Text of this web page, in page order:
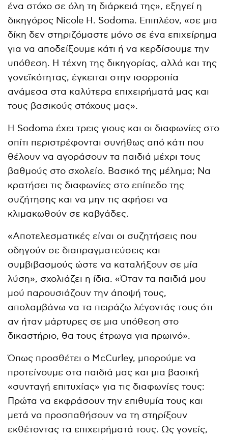
ένα στόχο σε όλη τη διάρκειά της», εξηγεί η
δικηγόρος Nicole H. Sodoma. Επιπλέον, «σε μια
δίκη δεν στηριζόμαστε μόνο σε ένα επιχείρημα
για να αποδείξουμε κάτι ή να κερδίσουμε την
υπόθεση. Η τέχνη της δικηγορίας, αλλά και της
γονεϊκότητας, έγκειται στην ισορροπία
ανάμεσα στα καλύτερα επιχειρήματά μας και
τους βασικούς στόχους μας».
Η Sodoma έχει τρεις γιους και οι διαφωνίες στο
σπίτι περιστρέφονται συνήθως από κάτι που
θέλουν να αγοράσουν τα παιδιά μέχρι τους
βαθμούς στο σχολείο. Βασικό της μέλημα; Να
κρατήσει τις διαφωνίες στο επίπεδο της
συζήτησης και να μην τις αφήσει να
κλιμακωθούν σε καβγάδες.
«Αποτελεσματικές είναι οι συζητήσεις που
οδηγούν σε διαπραγματεύσεις και
συμβιβασμούς ώστε να καταλήξουν σε μία
λύση», σχολιάζει η ίδια. «Όταν τα παιδιά μου
μού παρουσιάζουν την άποψή τους,
απολαμβάνω να τα πειράζω λέγοντάς τους ότι
αν ήταν μάρτυρες σε μια υπόθεση στο
δικαστήριο, θα τους έτρωγα για πρωινό».
Όπως προσθέτει ο McCurley, μπορούμε να
προτείνουμε στα παιδιά μας και μια βασική
«συνταγή επιτυχίας» για τις διαφωνίες τους:
Πρώτα να εκφράσουν την επιθυμία τους και
μετά να προσπαθήσουν να τη στηρίξουν
εκθέτοντας τα επιχειρήματά τους. Ως γονείς,